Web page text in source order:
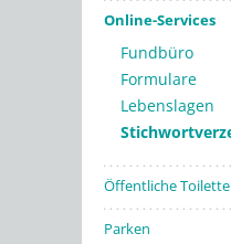
Online-Services
Fundbüro
Formulare
Lebenslagen
Öffentliche
Parken